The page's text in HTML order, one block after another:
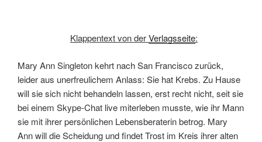
Klappentext von derVerlagsseite:
Mary Ann Singleton kehrt nach San Francisco zurück,
leider aus unerfreulichem Anlass: Sie hat Krebs. Zu Hause
will sie sich nicht behandeln lassen, erst recht nicht, seit sie
bei einem Skype-Chat live miterleben musste, wie ihr Mann
sie mit ihrer persönlichen Lebensberaterin betrog. Mary
Ann will die Scheidung und findet Trost im Kreis ihrer alten